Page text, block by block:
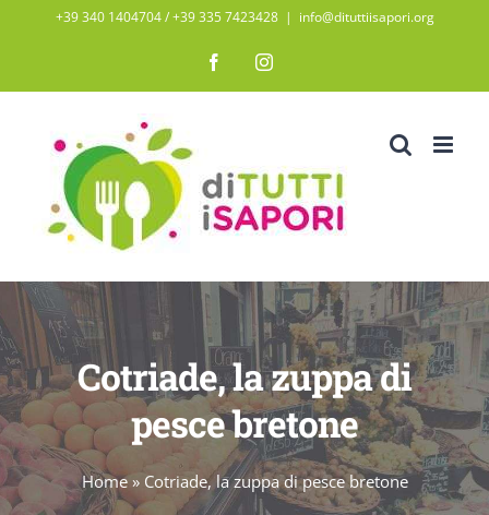
contenuto
+39 340 1404704 / ‭+39 335 7423428‬ | info@dituttiisapori.org
FacebookInstagram
Cotriade, la zuppa di
pesce bretone
Home» Cotriade, la zuppa di pesce bretone